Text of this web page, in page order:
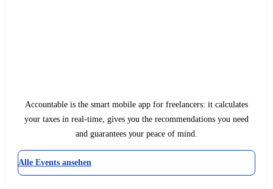
Accountable is the smart mobile app for freelancers: it calculates
your taxes in real-time, gives you the recommendations you need
and guarantees your peace of mind.
Alle Events ansehen